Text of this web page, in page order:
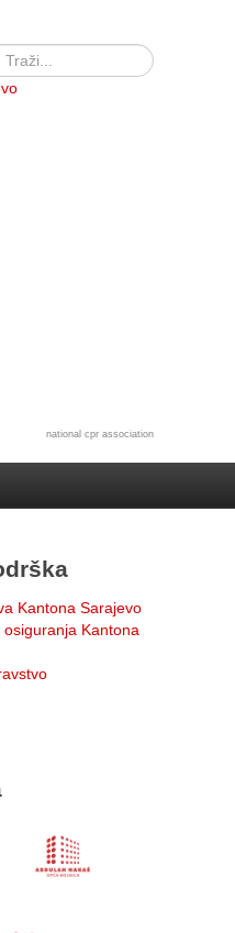
national cpr association
Kantona Sarajevo
Kantona